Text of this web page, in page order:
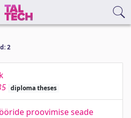
2
diploma theses
proovimise seade